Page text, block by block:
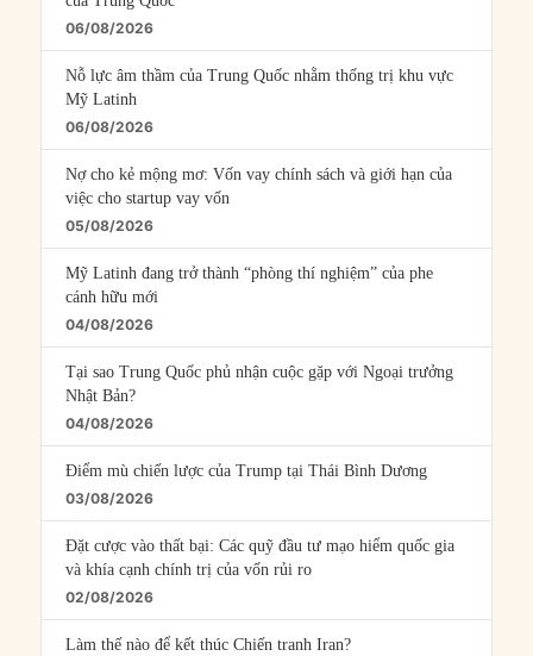
06/08/2026
Nỗ lực âm thầm của Trung Quốc nhằm thống trị khu vực
Mỹ Latinh
06/08/2026
Nợ cho kẻ mộng mơ: Vốn vay chính sách và giới hạn của
việc cho startup vay vốn
05/08/2026
Mỹ Latinh đang trở thành “phòng thí nghiệm” của phe
cánh hữu mới
04/08/2026
Tại sao Trung Quốc phủ nhận cuộc gặp với Ngoại trưởng
Nhật Bản?
04/08/2026
Điểm mù chiến lược của Trump tại Thái Bình Dương
03/08/2026
Đặt cược vào thất bại: Các quỹ đầu tư mạo hiểm quốc gia
và khía cạnh chính trị của vốn rủi ro
02/08/2026
Làm thế nào để kết thúc Chiến tranh Iran?